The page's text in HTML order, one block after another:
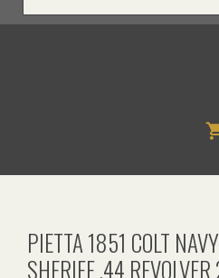
PIETTA 1851 COLT
SHERIFF .44 REVOLVER